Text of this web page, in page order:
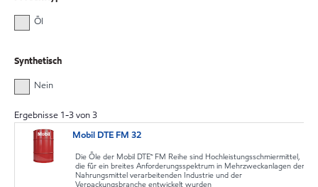
Öl
Synthetisch
Nein
Ergebnisse 1-3von3
Mobil DTE FM 32
Die Öle der Mobil DTE™ FM Reihe sind Hochleistungsschmiermittel,
die für ein breites Anforderungsspektrum in Mehrzweckanlagen der
Nahrungsmittel verarbeitenden Industrie und der
Verpackungsbranche entwickelt wurden